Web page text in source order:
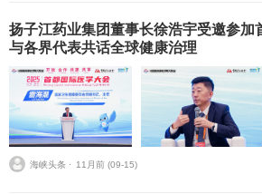
扬子江药业集团董事长徐浩宇受邀参加
与各界代表共话全球健康治理
海峡头条 ⋅ 11月前 (09-15)